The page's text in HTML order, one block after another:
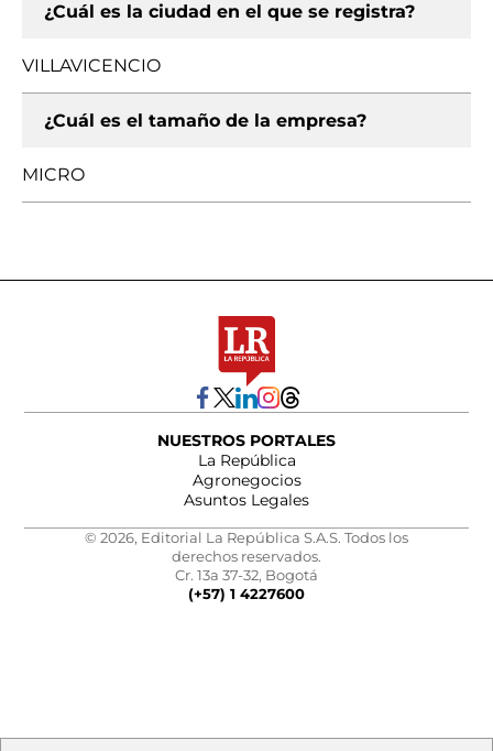
¿Cuál es la ciudad en el que se registra?
VILLAVICENCIO
¿Cuál es el tamaño de la empresa?
MICRO
NUESTROS PORTALES
La República
Agronegocios
Asuntos Legales
© 2026, Editorial La República S.A.S. Todos los
derechos reservados.
Cr. 13a 37-32, Bogotá
(+57) 1 4227600